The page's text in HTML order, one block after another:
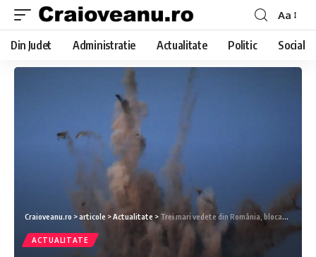
Aa
Din Judet Administratie Actualitate Politic Social
Craioveanu.ro >articole >Actualitate > Trei mari vedete din România, blocate în Israel pe timp de război
ACTUALITATE